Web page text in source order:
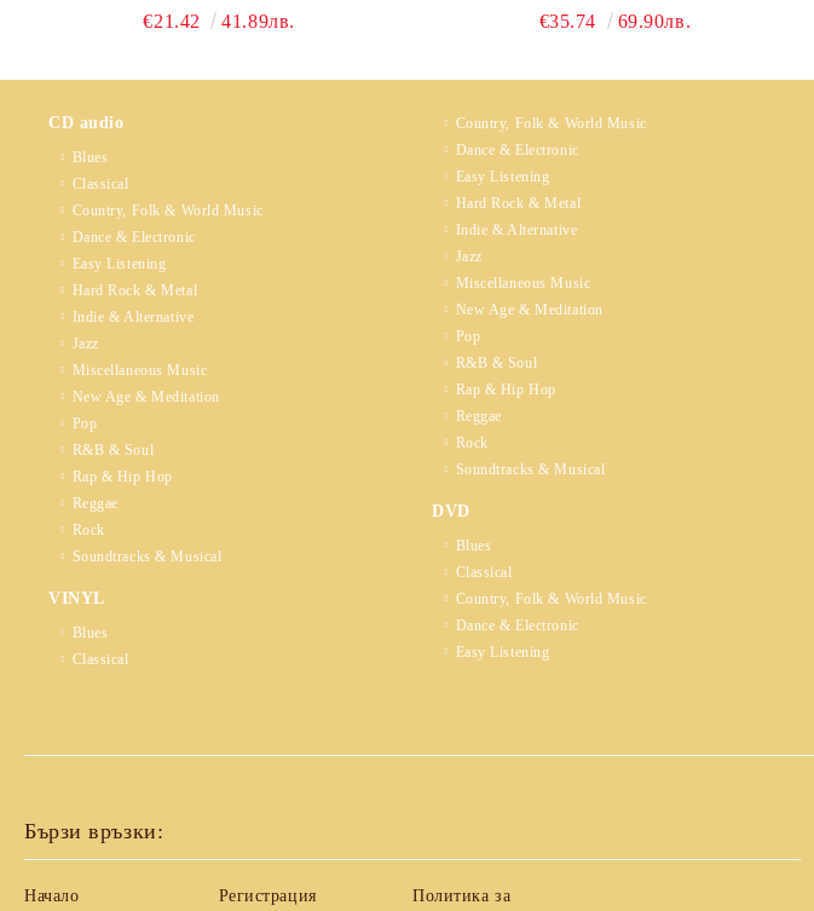
COLOURTED) (VINYL)
€21.42 41.89лв.
PICTURE DISC) (VINYL)
€35.74 69.90лв.
CD audio
Blues
Classical
Country, Folk & World Music
Dance & Electronic
Easy Listening
Hard Rock & Metal
Indie & Alternative
Jazz
Miscellaneous Music
New Age & Meditation
Pop
R&B & Soul
Rap & Hip Hop
Reggae
Rock
Soundtracks & Musical
VINYL
Blues
Classical
Country, Folk & World Music
Dance & Electronic
Easy Listening
Hard Rock & Metal
Indie & Alternative
Jazz
Miscellaneous Music
New Age & Meditation
Pop
R&B & Soul
Rap & Hip Hop
Reggae
Rock
Soundtracks & Musical
DVD
Blues
Classical
Country, Folk & World Music
Dance & Electronic
Easy Listening
Бързи връзки:
Начало Регистрация Политика за